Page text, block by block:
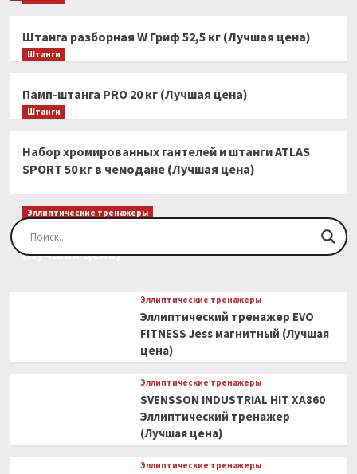
Штанга разборная W Гриф 52,5 кг (Лучшая цена)
Штанги
Памп-штанга PRO 20 кг (Лучшая цена)
Штанги
Набор хромированных гантелей и штанги ATLAS
SPORT 50 кг в чемодане (Лучшая цена)
Эллиптические тренажеры
Эллиптический тренажер EVO FITNESS Orion
(Лучшая цена)
Эллиптические тренажеры
Эллиптический тренажер EVO
FITNESS Jess магнитный (Лучшая
цена)
Эллиптические тренажеры
SVENSSON INDUSTRIAL HIT XA860
Эллиптический тренажер
(Лучшая цена)
Эллиптические тренажеры